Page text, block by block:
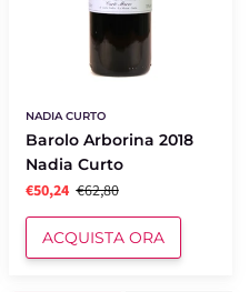
NADIA CURTO
Barolo Arborina 2018
Nadia Curto
€50,24 €62,80
ACQUISTA ORA